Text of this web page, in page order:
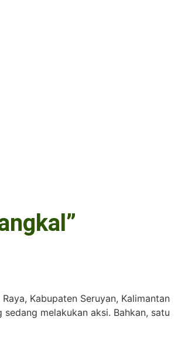
Kabupaten Seruyan, Kalimantan
melakukan aksi. Bahkan, satu